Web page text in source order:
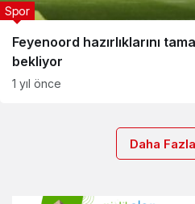
Feyenoord hazırlıklarını
bekliyor
Spor
1 yıl önce
Daha